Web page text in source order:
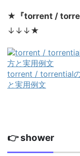
★ 『torrent /
↓↓↓★
torrent / torrential
と実用例文
👉 shower